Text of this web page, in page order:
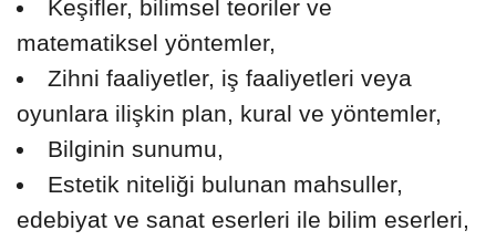
Keşifler, bilimsel teoriler ve
matematiksel yöntemler,
Zihni faaliyetler, iş faaliyetleri veya
oyunlara ilişkin plan, kural ve yöntemler,
Bilginin sunumu,
Estetik niteliği bulunan mahsuller,
edebiyat ve sanat eserleri ile bilim eserleri,